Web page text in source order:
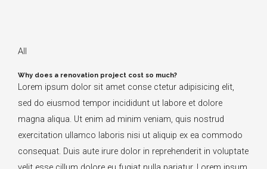
All
Why does a renovation project cost so much?
Lorem ipsum dolor sit amet conse ctetur adipisicing elit,
sed do eiusmod tempor incididunt ut labore et dolore
magna aliqua. Ut enim ad minim veniam, quis nostrud
exercitation ullamco laboris nisi ut aliquip ex ea commodo
consequat. Duis aute irure dolor in reprehenderit in voluptate